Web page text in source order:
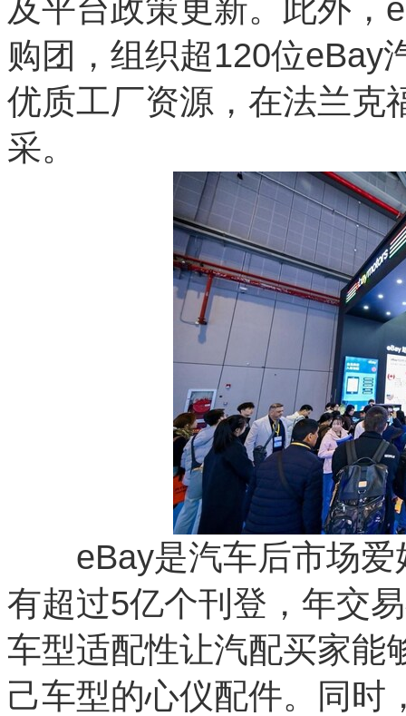
及平台政策更新。此外，
购团，组织超120位eBay
优质工厂资源，在法兰克
采。
eBay是汽车后市场爱
有超过5亿个刊登，年交
车型适配性让汽配买家能
己车型的心仪配件。同时